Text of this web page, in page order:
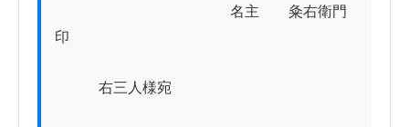
名主　　粂右衛門
印
右三人様宛